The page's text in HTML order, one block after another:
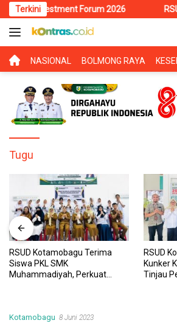
Langsung
ke
konten
Terkini
Investment Forum 2026 RSUD
BERANDA
NASIONAL BOLMONG RAYA
Tugu
RSUD Kotamobagu Terima
Siswa PKL SMK
Muhammadiyah, Perkuat
RSUD
Kunker
Tinjau
Kotamobagu 8 Juni 2023